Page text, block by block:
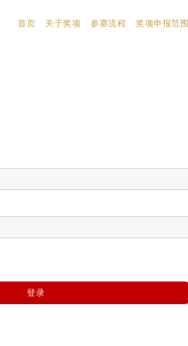
首页 关于奖项 参赛流程 奖项申报范围